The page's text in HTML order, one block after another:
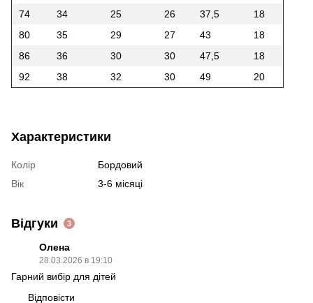
74
34 25 26 37,5
18
80
35 29 27 43
18
86
36 30 30 47,5
18
92
38 32 30 49 20
Характеристики
Колір
Бордовий
Вік
3-6 місяці
Відгуки 3
Олена
28.03.2026 в 19:10
Гарний вибір для дітей
Відповісти